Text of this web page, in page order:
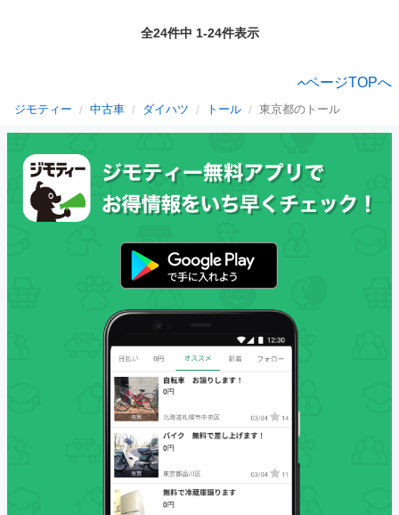
全24件中 1-24件表示
ページTOPへ
ジモティー 中古車 ダイハツ トール 東京都のトール